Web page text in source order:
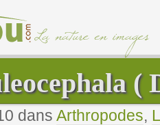
(
dans Arthropodes,